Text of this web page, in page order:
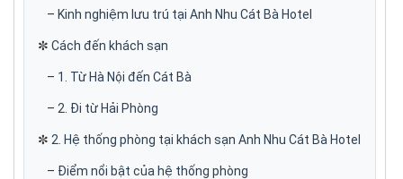
– Kinh nghiệm lưu trú tại Anh Nhu Cát Bà Hotel
✼ Cách đến khách sạn
– 1. Từ Hà Nội đến Cát Bà
– 2. Đi từ Hải Phòng
✼ 2. Hệ thống phòng tại khách sạn Anh Nhu Cát Bà Hotel
– Điểm nổi bật của hệ thống phòng